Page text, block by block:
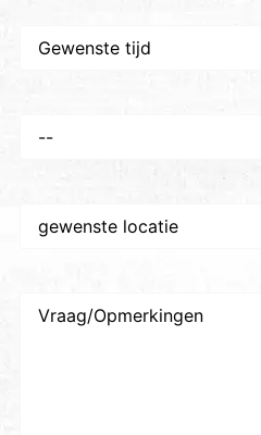
tijd
plaats/locatie*